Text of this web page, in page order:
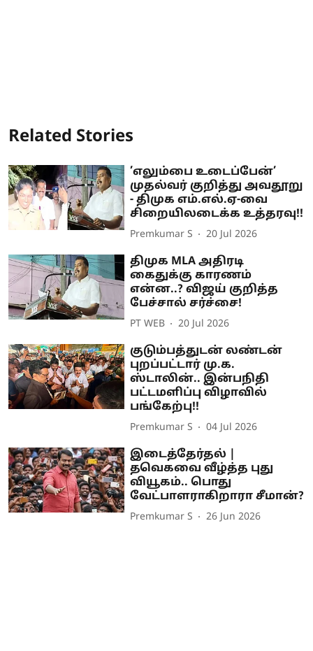
Related Stories
’எலும்பை உடைப்பேன்’
முதல்வர் குறித்து அவதூறு
- திமுக எம்.எல்.ஏ-வை
சிறையிலடைக்க உத்தரவு!!
Premkumar S 20 Jul 2026
திமுக MLA அதிரடி
கைதுக்கு காரணம்
என்ன..? விஜய் குறித்த
பேச்சால் சர்ச்சை!
PT WEB 20 Jul 2026
குடும்பத்துடன் லண்டன்
புறப்பட்டார் மு.க.
ஸ்டாலின்.. இன்பநிதி
பட்டமளிப்பு விழாவில்
பங்கேற்பு!!
Premkumar S 04 Jul 2026
இடைத்தேர்தல் |
தவெகவை வீழ்த்த புது
வியூகம்.. பொது
வேட்பாளராகிறாரா சீமான்?
Premkumar S 26 Jun 2026